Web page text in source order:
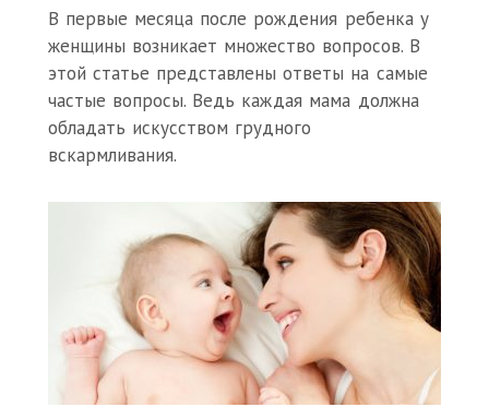
В первые месяца после рождения ребенка у
женщины возникает множество вопросов. В
этой статье представлены ответы на самые
частые вопросы. Ведь каждая мама должна
обладать искусством грудного
вскармливания.